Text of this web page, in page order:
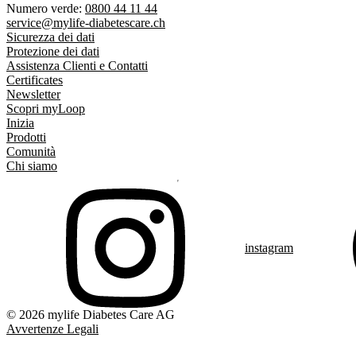
Numero verde: 0800 44 11 44
service@mylife-diabetescare.ch
Sicurezza dei dati
Protezione dei dati
Assistenza Clienti e Contatti
Certificates
Newsletter
Scopri myLoop
Inizia
Prodotti
Comunità
Chi siamo
instagram
© 2026 mylife Diabetes Care AG
Avvertenze Legali